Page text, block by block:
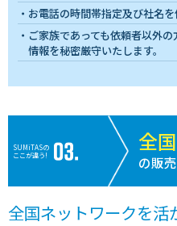
お電話の時間帯指定及び社名
ご家族であっても依頼者以外の
情報を秘密厳守いたします。
SUMiTASの
ここが違う!
全
の販
全国ネットワークを活